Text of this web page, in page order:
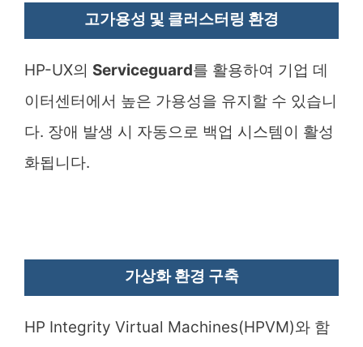
고가용성 및 클러스터링 환경
HP-UX의 Serviceguard를 활용하여 기업 데
이터센터에서 높은 가용성을 유지할 수 있습니
다. 장애 발생 시 자동으로 백업 시스템이 활성
화됩니다.
가상화 환경 구축
HP Integrity Virtual Machines(HPVM)와 함